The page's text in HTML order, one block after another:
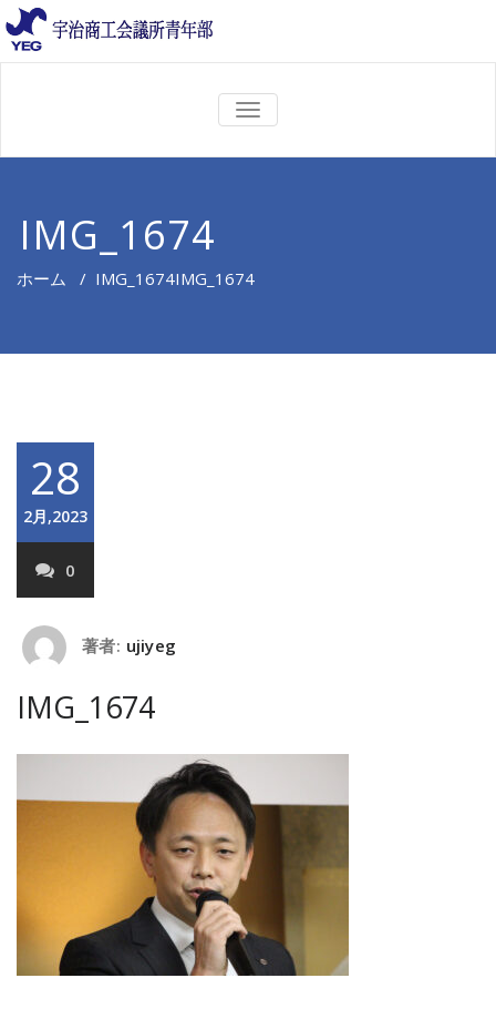
ナ
ビ
り
IMG_1674
ホーム / IMG_1674IMG_1674
28
2月,2023
0
著者: ujiyeg
IMG_1674